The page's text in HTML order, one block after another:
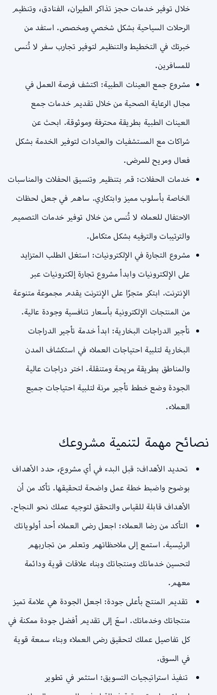
خلال توفير خدمات حجز تذاكر الطيران، الفنادق، وتنظيم
الرحلات السياحية بشكل شخصي ومخصص. استفد من
خبرتك في التخطيط والتنظيم لتوفير تجارب سفر لا تُنسى
للمسافرين.
مشروع جمع العينات الطبية: اكتشف فرصة العمل في
مجال الرعاية الصحية من خلال تقديم خدمات جمع
العينات الطبية بطريقة محترفة وموثوقة. ابحث عن
شراكات مع المستشفيات والعيادات لتوفير الخدمة بشكل
فعال ومريح للمرضى.
خدمات الحفلات: قم بتنظيم وتنسيق الحفلات والمناسبات
الخاصة بأسلوب مميز وابتكاري. ساهم في جعل لحظات
الاحتفال للعملاء لا تُنسى من خلال توفير خدمات التصميم
والترتيبات والترفيه بشكل متكامل.
مشروع التجارة في الإلكترونيات: استغل الطلب المتزايد
على الإلكترونيات وابدأ مشروع تجارة إلكترونيات عبر
الإنترنت. ابتكر متجرًا على الإنترنت يقدم مجموعة متنوعة
من المنتجات الإلكترونية بأسعار تنافسية وجودة عالية.
تأجير الدراجات البخارية: ابدأ خدمة تأجير الدراجات
البخارية لتلبية احتياجات العملاء في استكشاف المدن
والمناطق بطريقة مريحة ومتنقلة. اختر دراجات عالية
الجودة وضع خطط تأجير مرنة لتلبية احتياجات جميع
العملاء.
نصائح مهمة لتنمية مشروعك
تحديد الأهداف: قبل البدء في أي مشروع، حدد الأهداف
بوضوح واضبط خطة عمل واضحة لتحقيقها. تأكد من أن
الأهداف قابلة للقياس والتحقق لتوجيه عملك نحو النجاح.
التأكد من رضا العملاء: اجعل رضى العملاء أحد أولوياتك
الرئيسية. استمع إلى ملاحظاتهم وتعلم من تجاربهم
لتحسين خدماتك ومنتجاتك وبناء علاقات قوية ودائمة
معهم.
تقديم المنتج بأعلى جودة: اجعل الجودة هي علامة تميز
منتجاتك وخدماتك. اسعَ إلى تقديم أفضل جودة ممكنة في
كل تفاصيل عملك لتحقيق رضى العملاء وبناء سمعة قوية
في السوق.
تنفيذ استراتيجيات التسويق: استثمر في تطوير